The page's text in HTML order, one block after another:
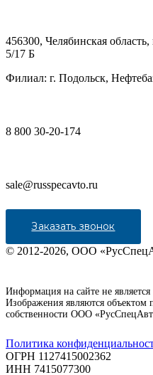
456300, Челябинская
5/17 Б
Филиал: г. Подольск,
8 800 30-20-174
sale@russpecavto.ru
Заказать звонок
© 2012-2026, ООО
Информация на сайте не
Изображения являются объектом
собственности ООО
Политика
ОГРН 1127415002362
ИНН 7415077300